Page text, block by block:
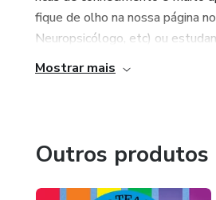
fique de olho na nossa página
Neuropsicólogo, etc) ou
Mostrar mais
Outros produtos